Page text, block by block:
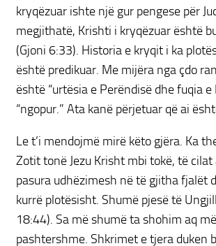
kryqëzuar ishte një gur pengese për
megjithatë, Krishti i kryqëzuar është
(Gjoni 6:33). Historia e kryqit i ka
është predikuar. Me mijëra nga çdo
është “urtësia e Perëndisë dhe fuqia
“ngopur.” Ata kanë përjetuar që ai
Le t’i mendojmë mirë këto gjëra. Ka
Zotit tonë Jezu Krisht mbi tokë, të
pasura udhëzimesh në të gjitha fjalët
kurrë plotësisht. Shumë pjesë të
18:44). Sa më shumë ta shohim aq
pashtershme. Shkrimet e tjera duken